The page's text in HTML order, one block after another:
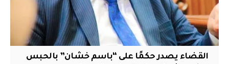
القضاء يصدر حكمًا على “باسم خشان” بالحبس